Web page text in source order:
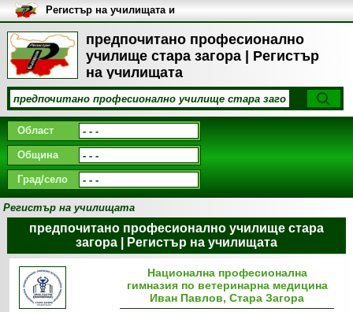
предпочитано професионално
училище стара загора | Регистър
на училищата
Регистър на училищата и
университетите в България
Област
Община
Град/село
Регистър на училищата
предпочитано професионално училище стара
загора | Регистър на училищата
Национална професионална
гимназия по ветеринарна медицина
Иван Павлов, Стара Загора